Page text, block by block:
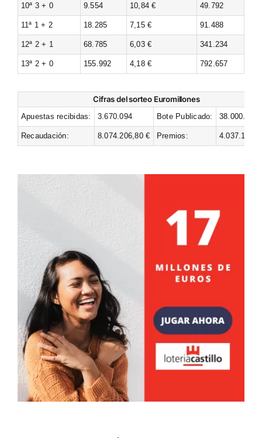
10ª 3 + 0 9.554 10,84 € 49.792
11ª 1 + 2 18.285 7,15 € 91.488
12ª 2 + 1 68.785 6,03 € 341.234
13ª 2 + 0 155.992 4,18 € 792.657
Cifras del sorteo Euromillones
Apuestas recibidas: 3.670.094 Bote Publicado: 38.000.000
Recaudación: 8.074.206,80 € Premios: